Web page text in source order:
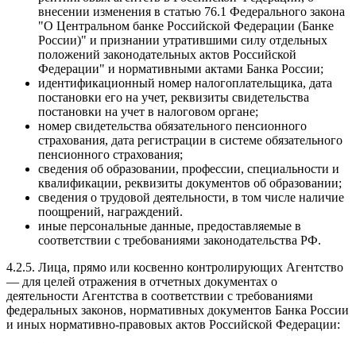
внесении изменения в статью 76.1 Федерального закона
"О Центральном банке Российской Федерации (Банке
России)" и признании утратившими силу отдельных
положений законодательных актов Российской
Федерации" и нормативными актами Банка России;
идентификационный номер налогоплательщика, дата
постановки его на учет, реквизиты свидетельства
постановки на учет в налоговом органе;
номер свидетельства обязательного пенсионного
страхования, дата регистрации в системе обязательного
пенсионного страхования;
сведения об образовании, профессии, специальности и
квалификации, реквизиты документов об образовании;
сведения о трудовой деятельности, в том числе наличие
поощрений, награждений.
иные персональные данные, предоставляемые в
соответствии с требованиями законодательства РФ.
4.2.5. Лица, прямо или косвенно контролирующих Агентство
— для целей отражения в отчетных документах о
деятельности Агентства в соответствии с требованиями
федеральных законов, нормативных документов Банка России
и иных нормативно-правовых актов Российской Федерации: